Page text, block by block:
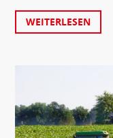
WEITERLESEN